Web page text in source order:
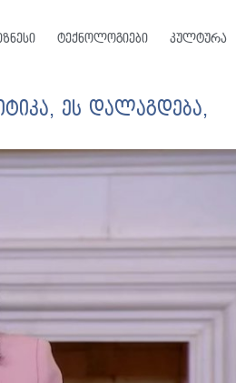
ტექნოლოგიები კულტურა
ეს დალაგდება,